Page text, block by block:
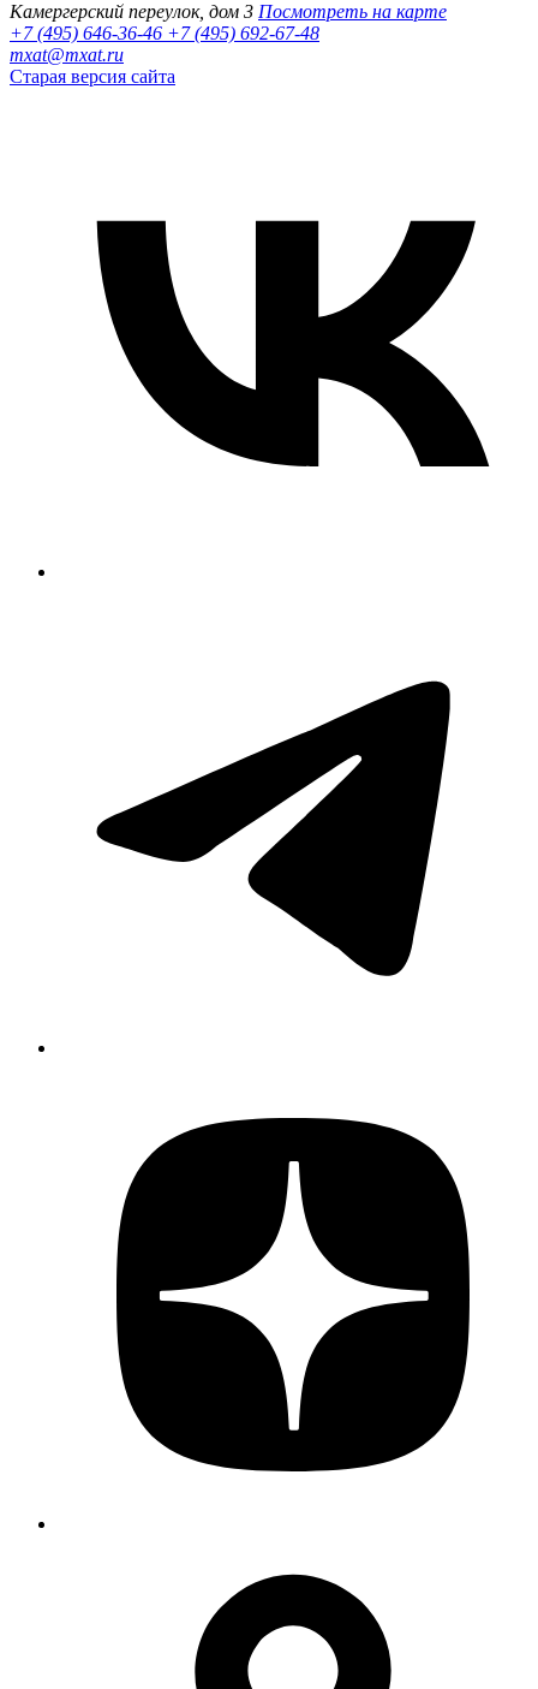
Камергерский переулок, дом 3 Посмотреть на карте
+7 (495) 646-36-46 +7 (495) 692-67-48‬
mxat@mxat.ru
Старая версия сайта